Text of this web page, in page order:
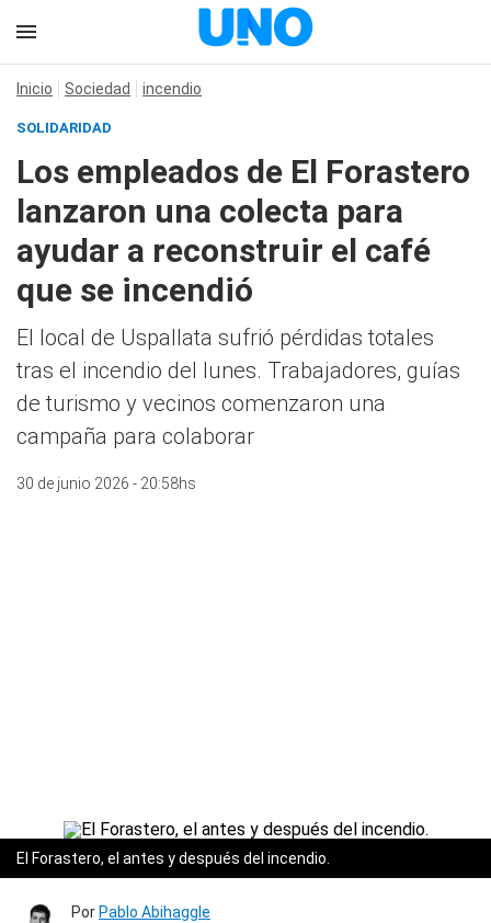
Inicio Sociedad incendio
SOLIDARIDAD
Los empleados de El Forastero
lanzaron una colecta para
ayudar a reconstruir el café
que se incendió
El local de Uspallata sufrió pérdidas totales
tras el incendio del lunes. Trabajadores, guías
de turismo y vecinos comenzaron una
campaña para colaborar
30 de junio 2026 - 20:58hs
El Forastero, el antes y después del incendio.
Por Pablo Abihaggle